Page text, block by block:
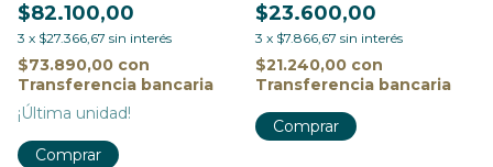
$82.100,00
3 x $27.366,67 sin interés
$73.890,00 con
Transferencia bancaria
¡Última unidad!
Comprar
$23.600,00
3 x $7.866,67 sin interés
$21.240,00 con
Transferencia bancaria
Comprar